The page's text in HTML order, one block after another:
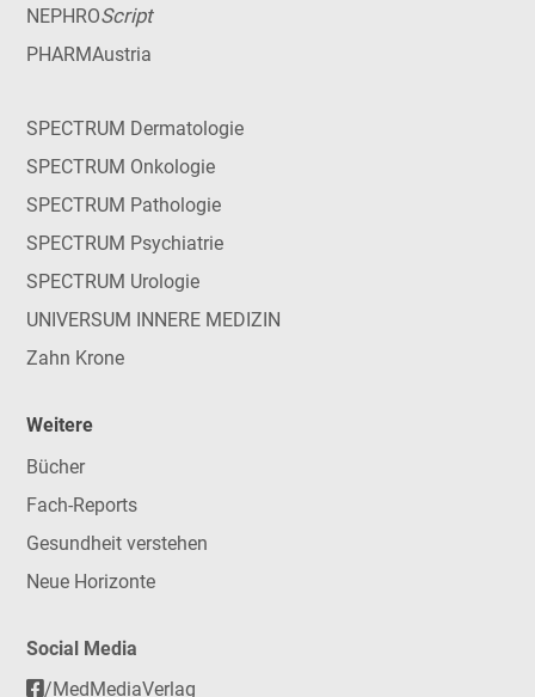
NEPHROScript
PHARMAustria
SPECTRUM Dermatologie
SPECTRUM Onkologie
SPECTRUM Pathologie
SPECTRUM Psychiatrie
SPECTRUM Urologie
UNIVERSUM INNERE MEDIZIN
Zahn Krone
Weitere
Bücher
Fach-Reports
Gesundheit verstehen
Neue Horizonte
Social Media
/MedMediaVerlag